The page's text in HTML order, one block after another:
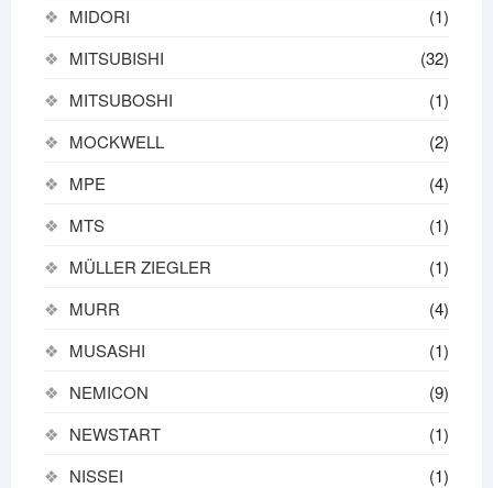
MIDORI
(1)
MITSUBISHI
(32)
MITSUBOSHI
(1)
MOCKWELL
(2)
MPE
(4)
MTS
(1)
MÜLLER ZIEGLER
(1)
MURR
(4)
MUSASHI
(1)
NEMICON
(9)
NEWSTART
(1)
NISSEI
(1)